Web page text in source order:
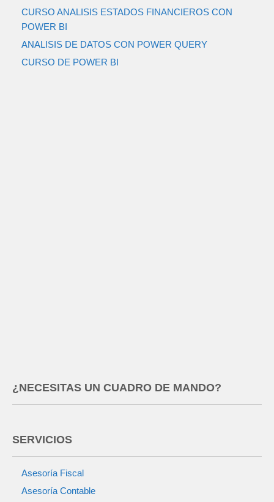
CURSO ANALISIS ESTADOS FINANCIEROS CON
POWER BI
ANALISIS DE DATOS CON POWER QUERY
CURSO DE POWER BI
¿NECESITAS UN CUADRO DE MANDO?
SERVICIOS
Asesoría Fiscal
Asesoría Contable